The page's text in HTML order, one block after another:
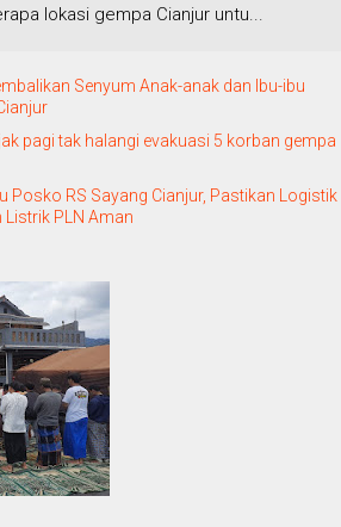
lokasi gempa Cianjur untu...
Senyum Anak-anak dan Ibu-ibu
pagi tak halangi evakuasi 5 korban gempa
Posko RS Sayang Cianjur, Pastikan Logistik
PLN Aman